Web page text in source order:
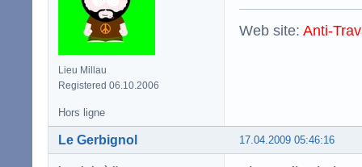
Lieu Millau
Registered 06.10.2006
Web site: Anti-
Hors ligne
17.04.2009 05:46:16
Le Gerbignol